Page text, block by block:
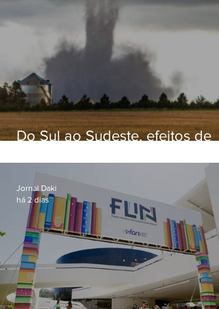
Do Sul ao Sudeste, efeitos de
apreensão na população
Jornal Daki
há 2 dias